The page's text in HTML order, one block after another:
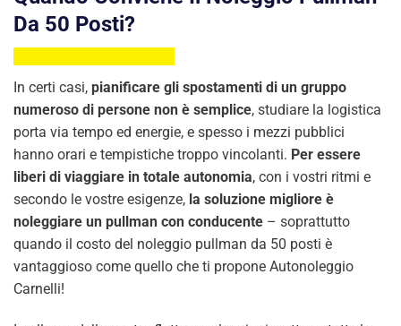
Da 50 Posti?
In certi casi, pianificare gli spostamenti di un gruppo
numeroso di persone non è semplice, studiare la logistica
porta via tempo ed energie, e spesso i mezzi pubblici
hanno orari e tempistiche troppo vincolanti. Per essere
liberi di viaggiare in totale autonomia, con i vostri ritmi e
secondo le vostre esigenze, la soluzione migliore è
noleggiare un pullman con conducente – soprattutto
quando il costo del noleggio pullman da 50 posti è
vantaggioso come quello che ti propone Autonoleggio
Carnelli!